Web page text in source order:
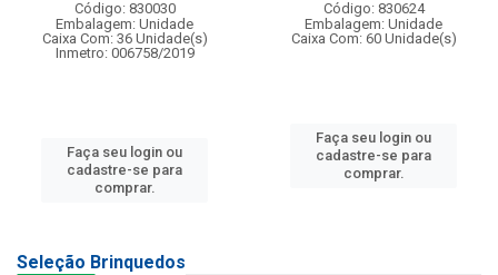
Código: 830030
Embalagem: Unidade
Caixa Com: 36 Unidade(s)
Inmetro: 006758/2019
Faça seu login ou
cadastre-se para
comprar.
Código: 830624
Embalagem: Unidade
Caixa Com: 60 Unidade(s)
Faça seu login ou
cadastre-se para
comprar.
Seleção Brinquedos